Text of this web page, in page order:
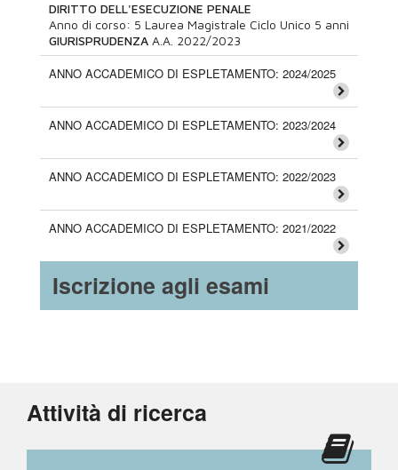
DIRITTO DELL'ESECUZIONE PENALE
Anno di corso: 5 Laurea Magistrale Ciclo Unico 5 anni
GIURISPRUDENZA A.A. 2022/2023
ANNO ACCADEMICO DI ESPLETAMENTO: 2024/2025
ANNO ACCADEMICO DI ESPLETAMENTO: 2023/2024
ANNO ACCADEMICO DI ESPLETAMENTO: 2022/2023
ANNO ACCADEMICO DI ESPLETAMENTO: 2021/2022
Iscrizione agli esami
Attività di ricerca